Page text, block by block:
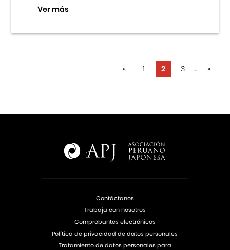
Ver más
« 1 2 3 ... »
Contáctanos
Trabaja con nosotros
Comprobantes electrónicos
Política de privacidad de datos personales
Tratamiento de datos personales para